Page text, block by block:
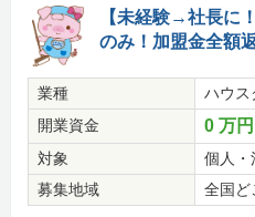
【未経験→社長に
のみ！加盟金全額
業種
ハウス
開業資金
0 万
対象
個人・
募集地域
全国ど